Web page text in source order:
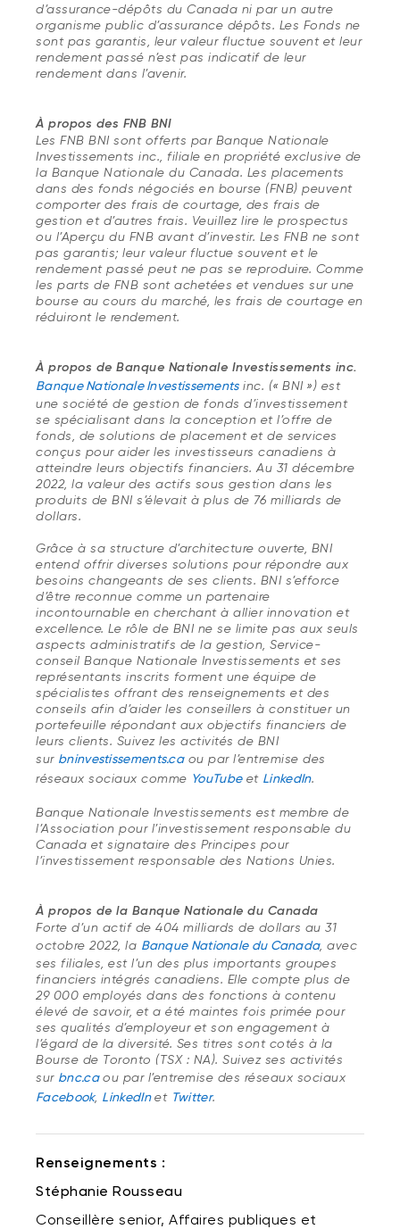
d’assurance-dépôts du Canada ni par un autre
organisme public d’assurance dépôts. Les Fonds ne
sont pas garantis, leur valeur fluctue souvent et leur
rendement passé n’est pas indicatif de leur
rendement dans l’avenir.
À propos des FNB BNI
Les FNB BNI sont offerts par Banque Nationale
Investissements inc., filiale en propriété exclusive de
la Banque Nationale du Canada. Les placements
dans des fonds négociés en bourse (FNB) peuvent
comporter des frais de courtage, des frais de
gestion et d’autres frais. Veuillez lire le prospectus
ou l’Aperçu du FNB avant d’investir. Les FNB ne sont
pas garantis; leur valeur fluctue souvent et le
rendement passé peut ne pas se reproduire. Comme
les parts de FNB sont achetées et vendues sur une
bourse au cours du marché, les frais de courtage en
réduiront le rendement.
À propos de Banque Nationale Investissements inc.
Banque Nationale Investissementsinc. (« BNI ») est
une société de gestion de fonds d’investissement
se spécialisant dans la conception et l’offre de
fonds, de solutions de placement et de services
conçus pour aider les investisseurs canadiens à
atteindre leurs objectifs financiers. Au 31 décembre
2022, la valeur des actifs sous gestion dans les
produits de BNI s’élevait à plus de 76 milliards de
dollars.
Grâce à sa structure d’architecture ouverte, BNI
entend offrir diverses solutions pour répondre aux
besoins changeants de ses clients. BNI s’efforce
d’être reconnue comme un partenaire
incontournable en cherchant à allier innovation et
excellence. Le rôle de BNI ne se limite pas aux seuls
aspects administratifs de la gestion, Service-
conseil Banque Nationale Investissements et ses
représentants inscrits forment une équipe de
spécialistes offrant des renseignements et des
conseils afin d’aider les conseillers à constituer un
portefeuille répondant aux objectifs financiers de
leurs clients. Suivez les activités de BNI
sur bninvestissements.ca ou par l’entremise des
réseaux sociaux comme YouTubeet LinkedIn.
Banque Nationale Investissements est membre de
l’Association pour l’investissement responsable du
Canada et signataire des Principes pour
l’investissement responsable des Nations Unies.
À propos de la Banque Nationale du Canada
Forte d’un actif de 404 milliards de dollars au 31
octobre 2022, la Banque Nationale du Canada, avec
ses filiales, est l’un des plus importants groupes
financiers intégrés canadiens. Elle compte plus de
29 000 employés dans des fonctions à contenu
élevé de savoir, et a été maintes fois primée pour
ses qualités d’employeur et son engagement à
l’égard de la diversité. Ses titres sont cotés à la
Bourse de Toronto (TSX : NA). Suivez ses activités
sur bnc.ca ou par l’entremise des réseaux sociaux
Facebook, LinkedIn et Twitter.
Renseignements :
Stéphanie Rousseau
Conseillère senior, Affaires publiques et